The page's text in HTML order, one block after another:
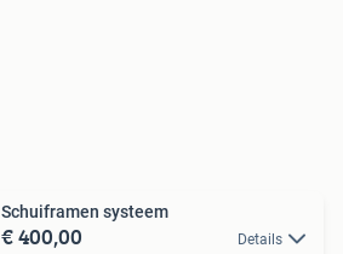
Schuiframen systeem
€ 400,00 Details